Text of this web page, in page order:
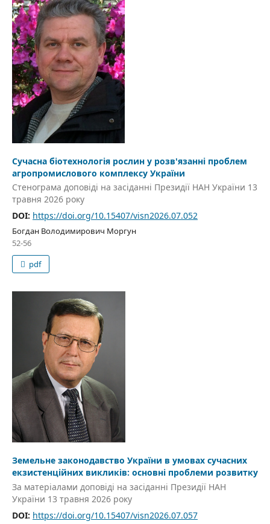
Сучасна біотехнологія рослин у розв'язанні проблем
агропромислового комплексу України
Стенограма доповіді на засіданні Президії НАН України 13
травня 2026 року
DOI: https://doi.org/10.15407/visn2026.07.052
Богдан Володимирович Моргун
52-56
pdf
Земельне законодавство України в умовах сучасних
екзистенційних викликів: основні проблеми розвитку
За матеріалами доповіді на засіданні Президії НАН
України 13 травня 2026 року
DOI: https://doi.org/10.15407/visn2026.07.057